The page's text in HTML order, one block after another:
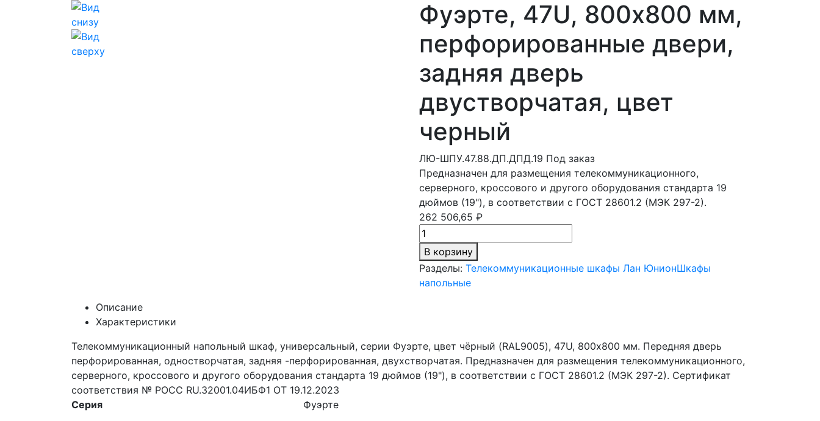
Фуэрте, 47U, 800х800 мм,
перфорированные двери,
задняя дверь
двустворчатая, цвет
черный
ЛЮ-ШПУ.47.88.ДП.ДПД.19 Под заказ
Предназначен для размещения телекоммуникационного,
серверного, кроссового и другого оборудования стандарта 19
дюймов (19"), в соответствии с ГОСТ 28601.2 (МЭК 297-2).
262 506,65 ₽
В корзину
Разделы: Телекоммуникационные шкафы Лан ЮнионШкафы
напольные
Описание
Характеристики
Телекоммуникационный напольный шкаф, универсальный, серии Фуэрте, цвет чёрный (RAL9005), 47U, 800х800 мм. Передняя дверь
перфорированная, одностворчатая, задняя -перфорированная, двухстворчатая. Предназначен для размещения телекоммуникационного,
серверного, кроссового и другого оборудования стандарта 19 дюймов (19"), в соответствии с ГОСТ 28601.2 (МЭК 297-2). Сертификат
соответствия № РОСС RU.32001.04ИБФ1 ОТ 19.12.2023
Серия
Фуэрте